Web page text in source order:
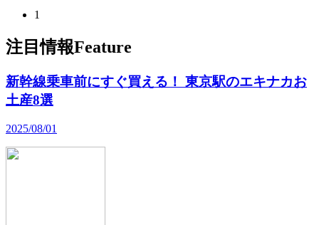
1
注目情報Feature
新幹線乗車前にすぐ買える！ 東京駅のエキナカお
土産8選
2025/08/01